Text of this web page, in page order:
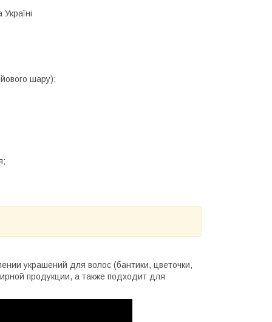
шару);
украшений для волос (бантики, цветочки,
продукции, а также подходит для